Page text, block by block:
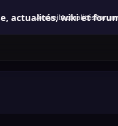
actualités, wiki et
AccueilActualités